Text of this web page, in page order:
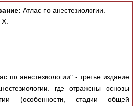
Атлас по анестезиологии.
по анестезиологии" - третье издание
где отражены основы
(особенности, стадии общей